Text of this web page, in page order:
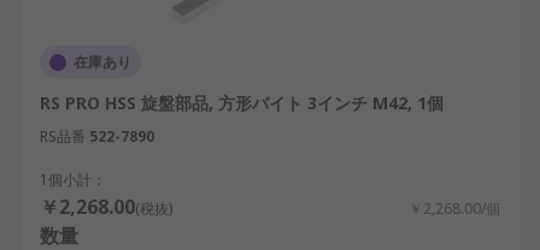
在庫あり
RS PRO HSS 旋盤部品, 方形バイト 3インチ M42, 1個
RS品番 522-7890
1個小計：
￥2,268.00(税抜) ￥2,268.00/個
数量